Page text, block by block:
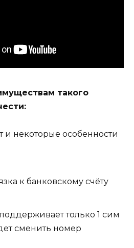
такого
и некоторые особенности
к банковскому счёту
только 1 сим
сменить номер